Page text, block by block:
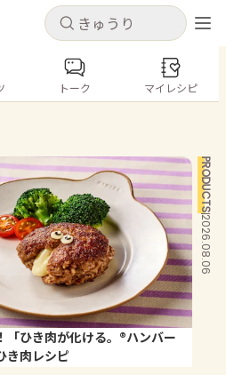
キャンセル
レシピを保存できます
キャンセル
コンテンツ
トマト
とうもろこし
が ゴーヤ
トーク マイレシピ
「ひき肉が化ける。®ハンバー
き肉レシピ
PRODUCTS
2026.08.06